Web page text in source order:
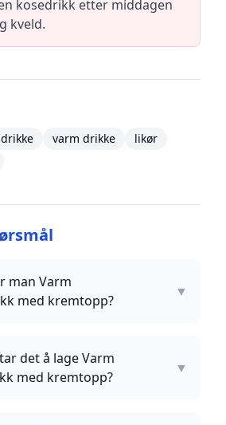
kosedrikk etter middagen
kveld.
drikke varm drikke
likør
man Varm
med kremtopp?
▼
det å lage Varm
med kremtopp?
▼